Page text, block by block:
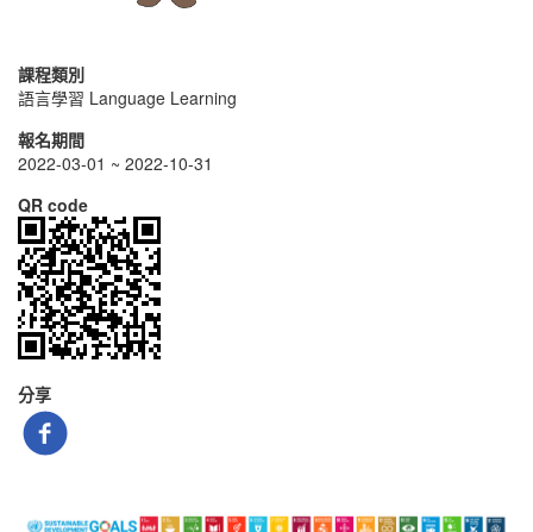
課程類別
語言學習 Language Learning
報名期間
2022-03-01 ~ 2022-10-31
QR code
分享